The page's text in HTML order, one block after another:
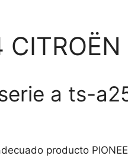
CITROËN
a ts-
producto